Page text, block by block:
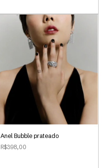
Anel Bubble prateado
R$398,00